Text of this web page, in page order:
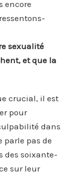
encore
sexualité
et que la
crucial, il est
pour
dans
parle pas de
des soixante-
sur leur